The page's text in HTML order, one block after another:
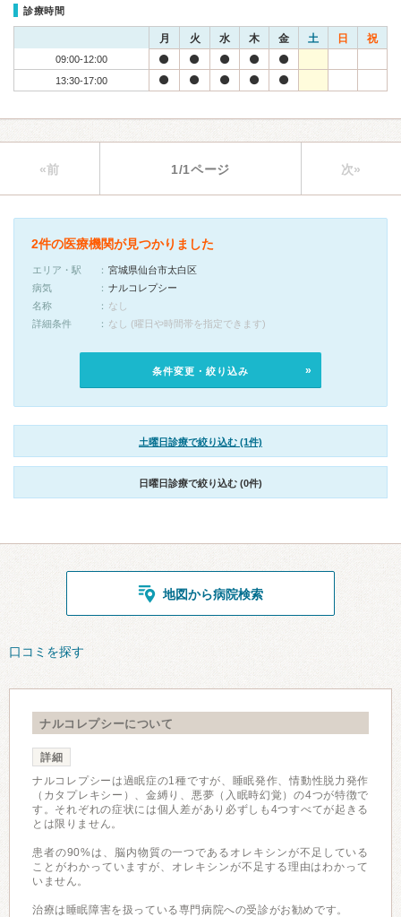
診療時間
月 火 水 木 金 土 日 祝
09:00-12:00
13:30-17:00
«前 1/1ページ 次»
2件の医療機関が見つかりました
エリア・駅
宮城県仙台市太白区
病気
ナルコレプシー
名称
なし
詳細条件
なし (曜日や時間帯を指定できます)
条件変更・絞り込み
土曜日診療で絞り込む (1件)
日曜日診療で絞り込む (0件)
地図から病院検索
口コミを探す
ナルコレプシーについて
詳細
ナルコレプシーは過眠症の1種ですが、睡眠発作、情動性脱力発作
（カタプレキシー）、金縛り、悪夢（入眠時幻覚）の4つが特徴で
す。それぞれの症状には個人差があり必ずしも4つすべてが起きる
とは限りません。
患者の90%は、脳内物質の一つであるオレキシンが不足している
ことがわかっていますが、オレキシンが不足する理由はわかって
いません。
治療は睡眠障害を扱っている専門病院への受診がお勧めです。